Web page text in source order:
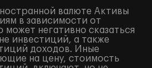
валюте Активы
в зависимости от
может негативно сказаться
инвестиций, а также
доходов. Иные
на цену, стоимость